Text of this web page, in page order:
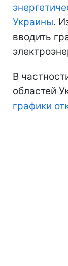
Украины.
вводить
В
областей
графики